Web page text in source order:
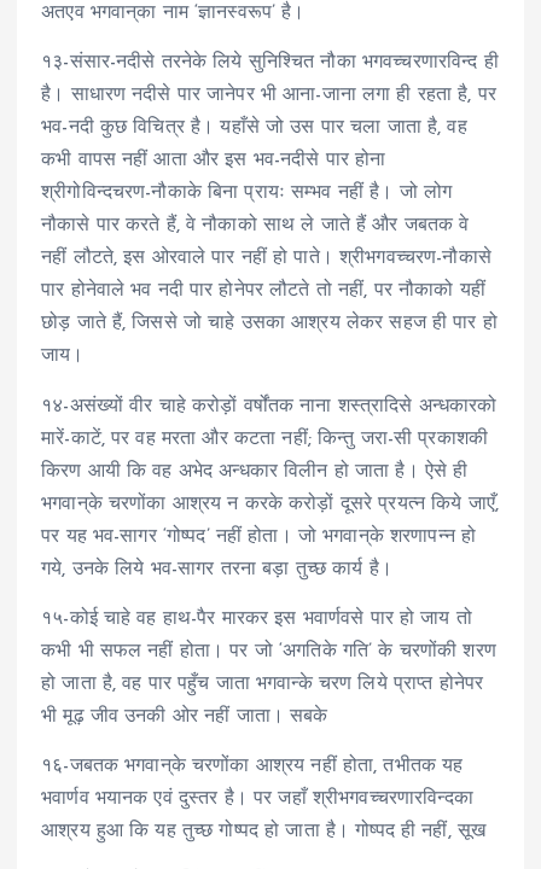
अतएव भगवान्‌का नाम ‘ज्ञानस्वरूप’ है।
१३-संसार-नदीसे तरनेके लिये सुनिश्चित नौका भगवच्चरणारविन्द ही
है। साधारण नदीसे पार जानेपर भी आना-जाना लगा ही रहता है, पर
भव-नदी कुछ विचित्र है। यहाँसे जो उस पार चला जाता है, वह
कभी वापस नहीं आता और इस भव-नदीसे पार होना
श्रीगोविन्दचरण-नौकाके बिना प्रायः सम्भव नहीं है। जो लोग
नौकासे पार करते हैं, वे नौकाको साथ ले जाते हैं और जबतक वे
नहीं लौटते, इस ओरवाले पार नहीं हो पाते। श्रीभगवच्चरण-नौकासे
पार होनेवाले भव नदी पार होनेपर लौटते तो नहीं, पर नौकाको यहीं
छोड़ जाते हैं, जिससे जो चाहे उसका आश्रय लेकर सहज ही पार हो
जाय।
१४-असंख्यों वीर चाहे करोड़ों वर्षोंतक नाना शस्त्रादिसे अन्धकारको
मारें-काटें, पर वह मरता और कटता नहीं; किन्तु जरा-सी प्रकाशकी
किरण आयी कि वह अभेद अन्धकार विलीन हो जाता है। ऐसे ही
भगवान्‌के चरणोंका आश्रय न करके करोड़ों दूसरे प्रयत्न किये जाएँ,
पर यह भव-सागर ‘गोष्पद’ नहीं होता। जो भगवान्‌के शरणापन्न हो
गये, उनके लिये भव-सागर तरना बड़ा तुच्छ कार्य है।
१५-कोई चाहे वह हाथ-पैर मारकर इस भवार्णवसे पार हो जाय तो
कभी भी सफल नहीं होता। पर जो ‘अगतिके गति’ के चरणोंकी शरण
हो जाता है, वह पार पहुँच जाता भगवान्के चरण लिये प्राप्त होनेपर
भी मूढ़ जीव उनकी ओर नहीं जाता। सबके
१६-जबतक भगवान्‌के चरणोंका आश्रय नहीं होता, तभीतक यह
भवार्णव भयानक एवं दुस्तर है। पर जहाँ श्रीभगवच्चरणारविन्दका
आश्रय हुआ कि यह तुच्छ गोष्पद हो जाता है। गोष्पद ही नहीं, सूख